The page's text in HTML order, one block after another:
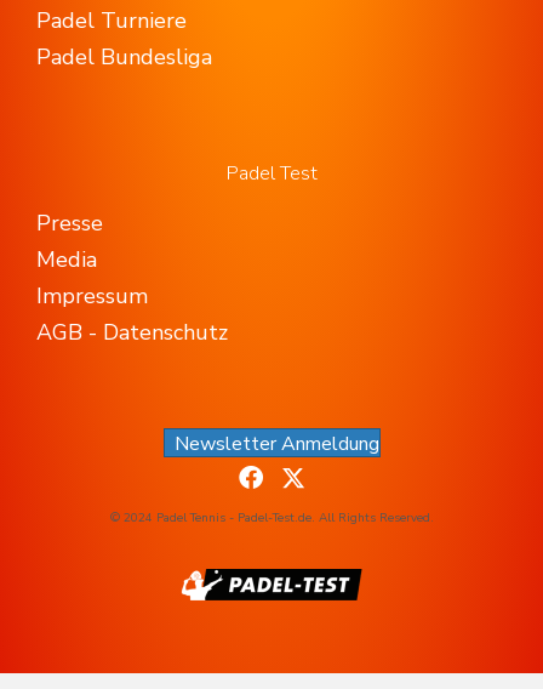
Padel Turniere
Padel Bundesliga
Padel Test
Presse
Media
Impressum
AGB - Datenschutz
Newsletter Anmeldung
© 2024 Padel Tennis - Padel-Test.de. All Rights Reserved.